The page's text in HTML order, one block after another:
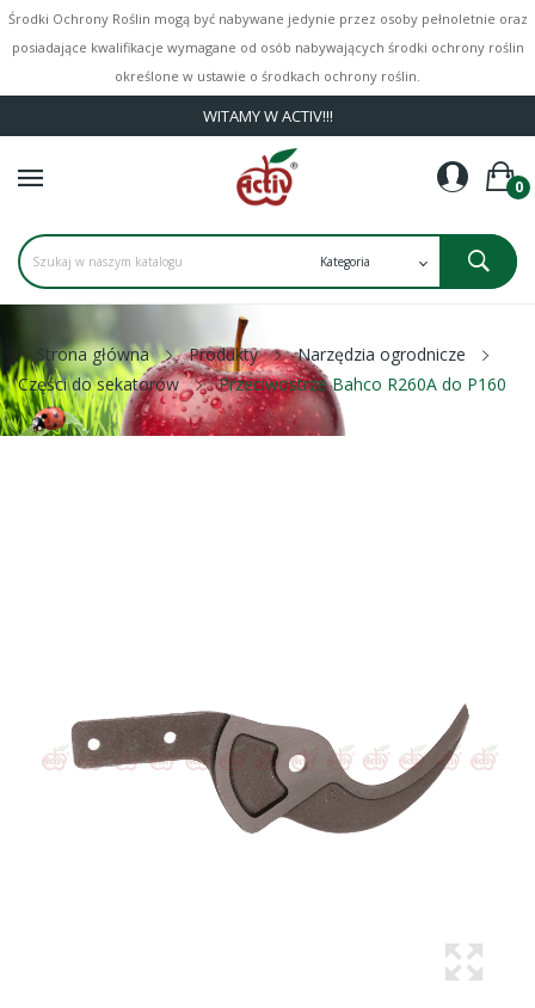
Środki Ochrony Roślin mogą być nabywane jedynie przez osoby pełnoletnie oraz
posiadające kwalifikacje wymagane od osób nabywających środki ochrony roślin
określone w ustawie o środkach ochrony roślin.
WITAMY W ACTIV!!!
0
Strona główna Produkty
Narzędzia ogrodnicze
Części do sekatorów
Przeciwostrze Bahco R260A do P160